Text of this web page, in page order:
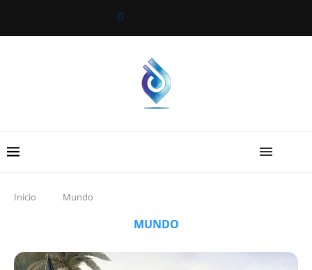
Inicio Mundo
MUNDO